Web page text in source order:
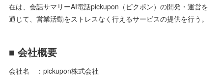
在は、会話サマリーAI電話pickupon（ピクポン）の開発・運営を
通じて、営業活動をストレスなく行えるサービスの提供を行う。
■ 会社概要
会社名 ：pickupon株式会社